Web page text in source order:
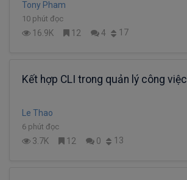
Tony Pham
10 phút đọc
16.9K 12 4 17
Kết hợp CLI trong quản lý công việc
Le Thao
6 phút đọc
3.7K 12 0 13